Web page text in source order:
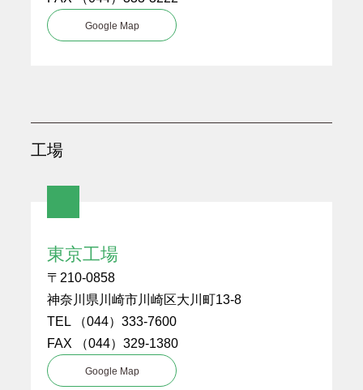
Google Map
工場
東京工場
〒210-0858
神奈川県川崎市川崎区大川町13-8
TEL （044）333-7600
FAX （044）329-1380
Google Map